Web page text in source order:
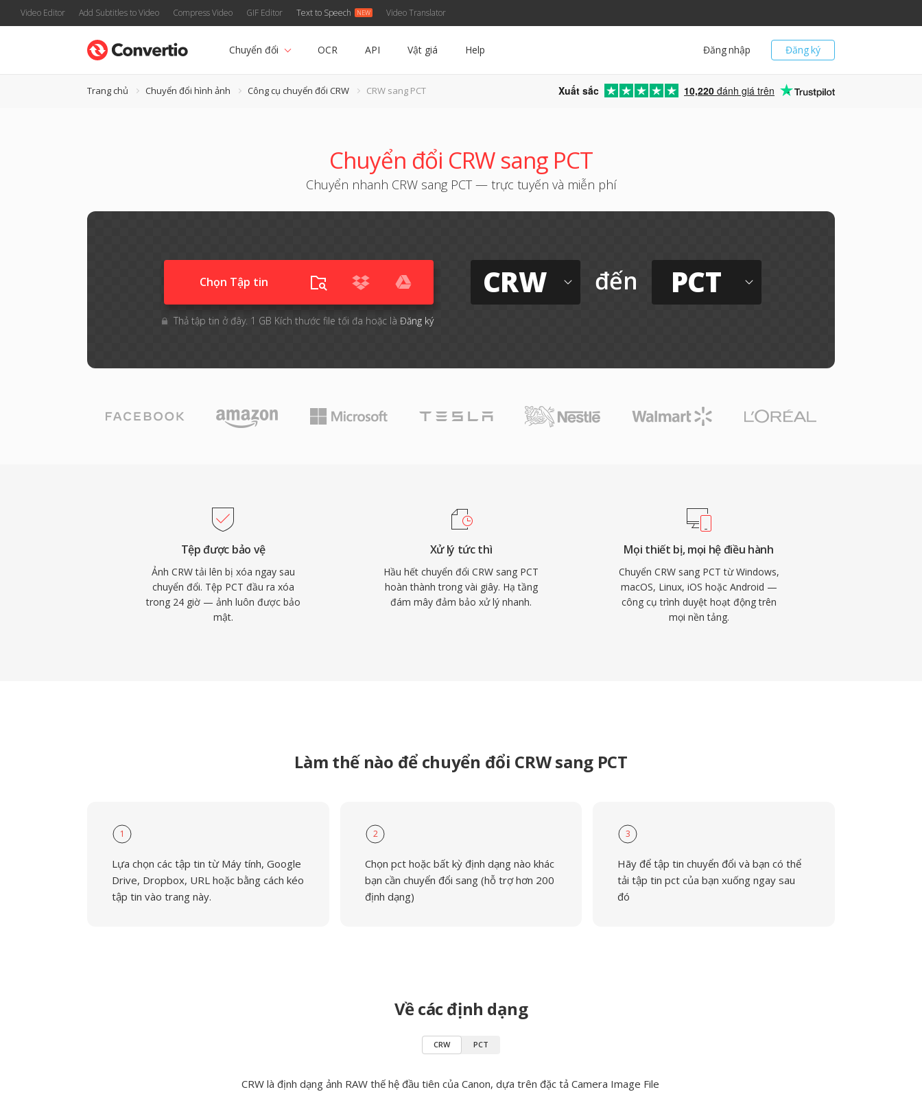
Video Editor Add Subtitles to Video Compress Video GIF Editor Text to Speech Video Translator
Đăng ký
Đăng nhập
Chuyển đổi OCR API Vật giá Help
Trang chủ Chuyển đổi hình ảnh Công cụ chuyển đổi CRW CRW sang PCT Xuất sắc 10,220 đánh giá trên
Chuyển đổi CRW sang PCT
Chuyển nhanh CRW sang PCT — trực tuyến và miễn phí
Chọn Tập tin
Thả tập tin ở đây. 1 GB Kích thước file tối đa hoặc là Đăng ký
CRW đến PCT
Tệp được bảo vệ
Ảnh CRW tải lên bị xóa ngay sau
chuyển đổi. Tệp PCT đầu ra xóa
trong 24 giờ — ảnh luôn được bảo
mật.
Xử lý tức thì
Hầu hết chuyển đổi CRW sang PCT
hoàn thành trong vài giây. Hạ tầng
đám mây đảm bảo xử lý nhanh.
Mọi thiết bị, mọi hệ điều hành
Chuyển CRW sang PCT từ Windows,
macOS, Linux, iOS hoặc Android —
công cụ trình duyệt hoạt động trên
mọi nền tảng.
Làm thế nào để chuyển đổi CRW sang PCT
1
Lựa chọn các tập tin từ Máy tính, Google
Drive, Dropbox, URL hoặc bằng cách kéo
tập tin vào trang này.
2
Chọn pct hoặc bất kỳ định dạng nào khác
bạn cần chuyển đổi sang (hỗ trợ hơn 200
định dạng)
3
Hãy để tập tin chuyển đổi và bạn có thể
tải tập tin pct của bạn xuống ngay sau
đó
Về các định dạng
CRW PCT
CRW là định dạng ảnh RAW thế hệ đầu tiên của Canon, dựa trên đặc tả Camera Image File